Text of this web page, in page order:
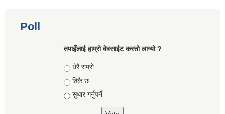
Poll
तपाइँलाई हाम्रो वेबसाईट कस्तो लाग्यो ?
Choices
धेरै राम्रो
ठिकै छ
सुधार गर्नुपर्ने